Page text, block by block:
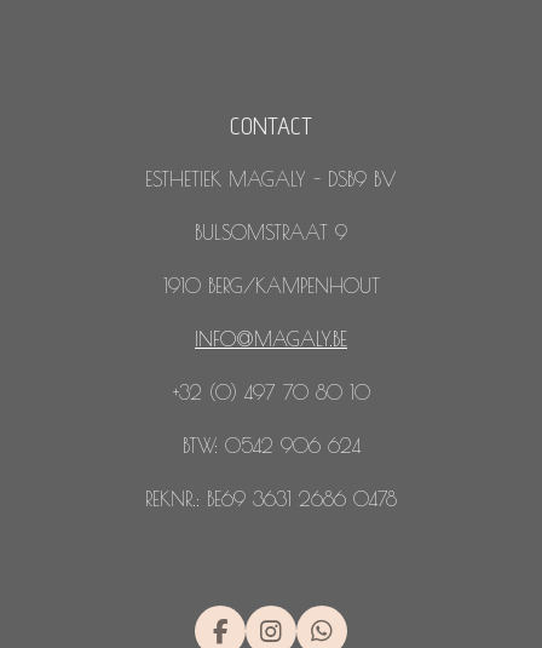
CONTACT
ESTHETIEK MAGALY - DSB9 BV
BULSOMSTRAAT 9
1910 BERG/KAMPENHOUT
INFO@MAGALY.BE
+32 (0) 497 70 80 10
BTW: 0542 906 624
REKNR.: BE69 3631 2686 0478
F I W